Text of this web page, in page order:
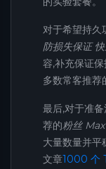
对于希望持久
防损失保证
容,补充保证
多数常客推荐
最后,对于准
荐的粉丝
大量数量并平
文章1000 个